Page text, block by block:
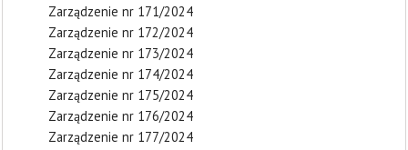
Zarządzenie nr 171/2024
Zarządzenie nr 172/2024
Zarządzenie nr 173/2024
Zarządzenie nr 174/2024
Zarządzenie nr 175/2024
Zarządzenie nr 176/2024
Zarządzenie nr 177/2024